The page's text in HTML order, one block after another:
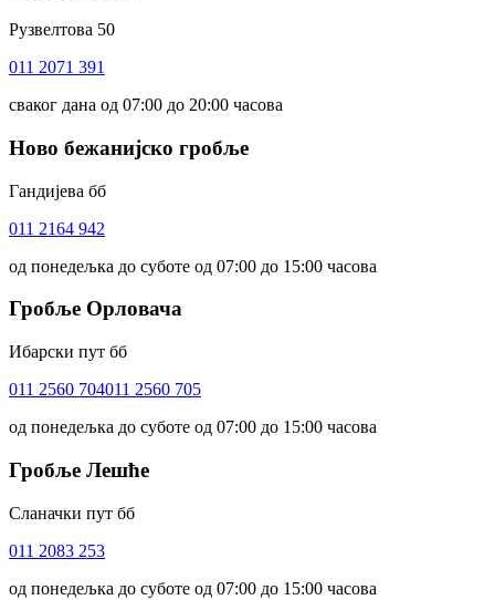
Рузвелтова 50
011 2071 391
сваког дана од 07:00 до 20:00 часова
Ново бежанијско гробље
Гандијева бб
011 2164 942
од понедељка до суботе од 07:00 до 15:00 часова
Гробље Орловача
Ибарски пут бб
011 2560 704011 2560 705
од понедељка до суботе од 07:00 до 15:00 часова
Гробље Лешће
Сланачки пут бб
011 2083 253
од понедељка до суботе од 07:00 до 15:00 часова